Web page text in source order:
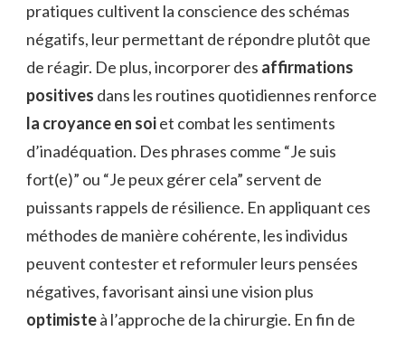
pratiques cultivent la conscience des schémas
négatifs, leur permettant de répondre plutôt que
de réagir. De plus, incorporer des affirmations
positives dans les routines quotidiennes renforce
la croyance en soiet combat les sentiments
d’inadéquation. Des phrases comme “Je suis
fort(e)” ou “Je peux gérer cela” servent de
puissants rappels de résilience. En appliquant ces
méthodes de manière cohérente, les individus
peuvent contester et reformuler leurs pensées
négatives, favorisant ainsi une vision plus
optimisteà l’approche de la chirurgie. En fin de